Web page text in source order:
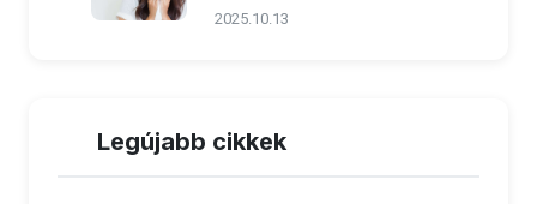
2025.10.13
Legújabb cikkek